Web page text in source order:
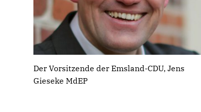
Der Vorsitzende der Emsland-CDU, Jens
Gieseke MdEP